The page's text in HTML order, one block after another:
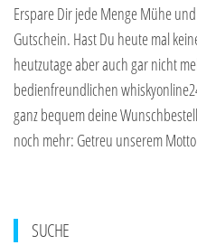
Erspare Dir jede Menge Mühe
Gutschein. Hast Du heute mal
heutzutage aber auch gar nicht
bedienfreundlichen
ganz bequem deine
noch mehr: Getreu unserem
SUCHE